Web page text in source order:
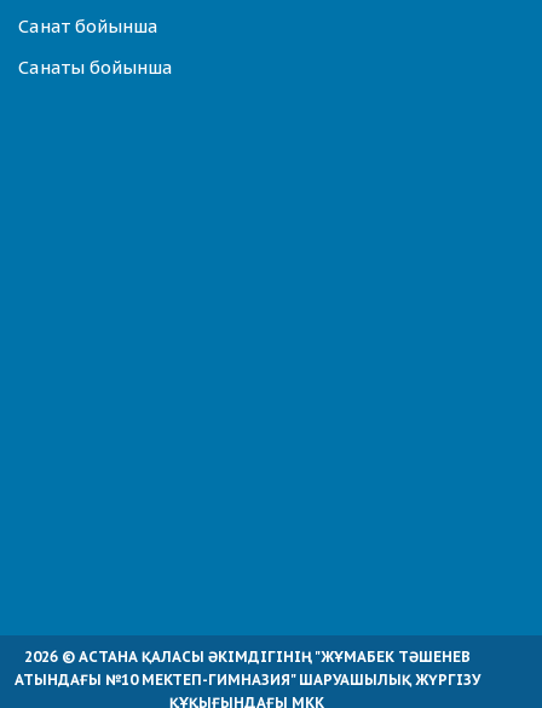
Санат бойынша
Санаты бойынша
2026 © АСТАНА ҚАЛАСЫ ӘКІМДІГІНІҢ "ЖҰМАБЕК ТӘШЕНЕВ
АТЫНДАҒЫ №10 МЕКТЕП-ГИМНАЗИЯ" ШАРУАШЫЛЫҚ ЖҮРГІЗУ
ҚҰҚЫҒЫНДАҒЫ МКК